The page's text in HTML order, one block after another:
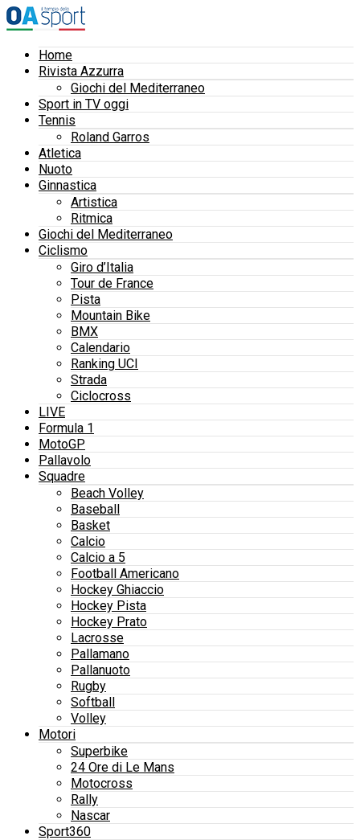
Home
Rivista Azzurra
Giochi del Mediterraneo
Sport in TV oggi
Tennis
Roland Garros
Atletica
Nuoto
Ginnastica
Artistica
Ritmica
Giochi del Mediterraneo
Ciclismo
Giro d’Italia
Tour de France
Pista
Mountain Bike
BMX
Calendario
Ranking UCI
Strada
Ciclocross
LIVE
Formula 1
MotoGP
Pallavolo
Squadre
Beach Volley
Baseball
Basket
Calcio
Calcio a 5
Football Americano
Hockey Ghiaccio
Hockey Pista
Hockey Prato
Lacrosse
Pallamano
Pallanuoto
Rugby
Softball
Volley
Motori
Superbike
24 Ore di Le Mans
Motocross
Rally
Nascar
Sport360